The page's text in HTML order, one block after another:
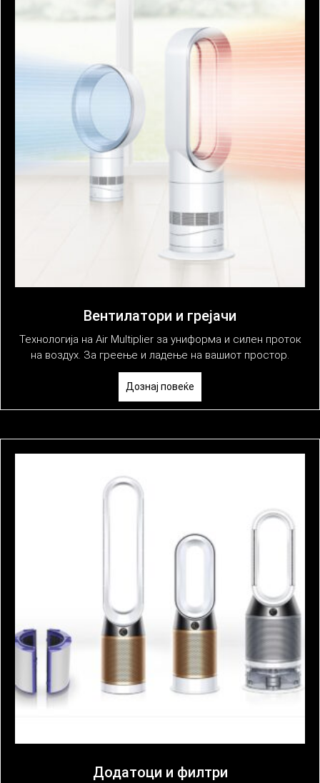
Вентилатори и грејачи
Технологија на Air Multiplier за униформа и силен проток
на воздух. За греење и ладење на вашиот простор.
Дознај повеќе
Додатоци и филтри